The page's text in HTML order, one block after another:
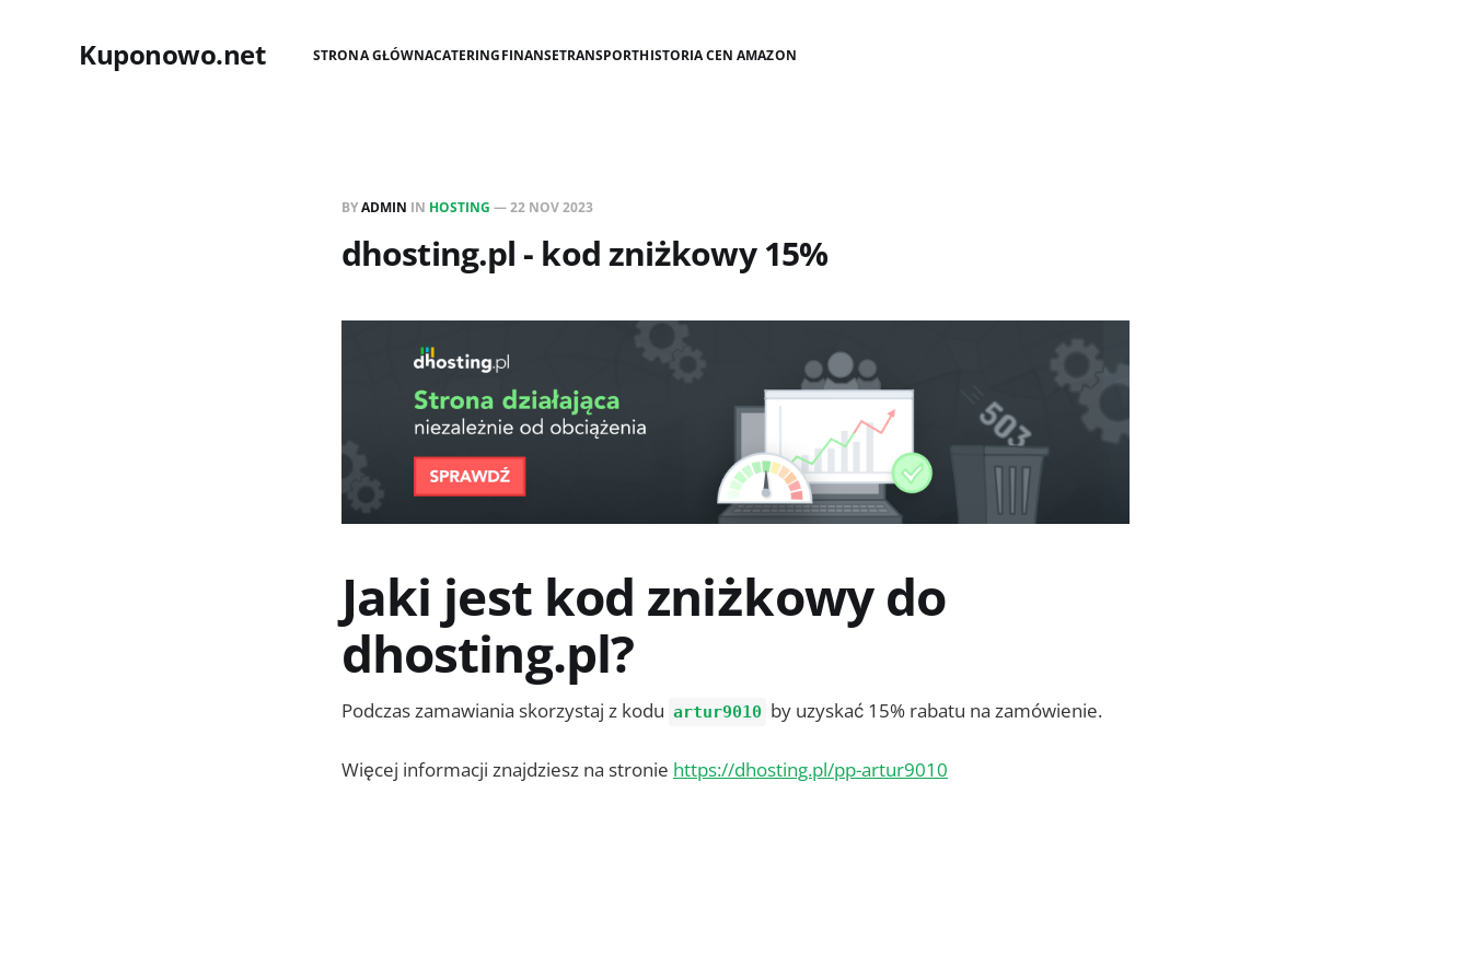
Kuponowo.net STRONA GŁÓWNACATERINGFINANSETRANSPORTHISTORIA CEN AMAZON
BYADMIN IN HOSTING —22 NOV 2023
dhosting.pl - kod zniżkowy 15%
Jaki jest kod zniżkowy do
dhosting.pl?
Podczas zamawiania skorzystaj z kodu artur9010 by uzyskać 15% rabatu na zamówienie.
Więcej informacji znajdziesz na stronie https://dhosting.pl/pp-artur9010